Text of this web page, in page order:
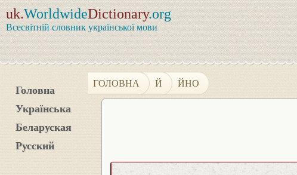
uk.WorldwideDictionary.org
Всесвітній словник української мови
Головна
Українська
Беларуская
Русский
ГОЛОВНА Й ЙНО